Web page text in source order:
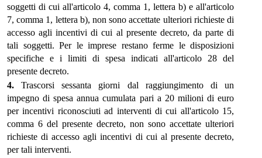
soggetti di cui all'articolo 4, comma 1, lettera b) e all'articolo
7, comma 1, lettera b), non sono accettate ulteriori richieste di
accesso agli incentivi di cui al presente decreto, da parte di
tali soggetti. Per le imprese restano ferme le disposizioni
specifiche e i limiti di spesa indicati all'articolo 28 del
presente decreto.
4. Trascorsi sessanta giorni dal raggiungimento di un
impegno di spesa annua cumulata pari a 20 milioni di euro
per incentivi riconosciuti ad interventi di cui all'articolo 15,
comma 6 del presente decreto, non sono accettate ulteriori
richieste di accesso agli incentivi di cui al presente decreto,
per tali interventi.